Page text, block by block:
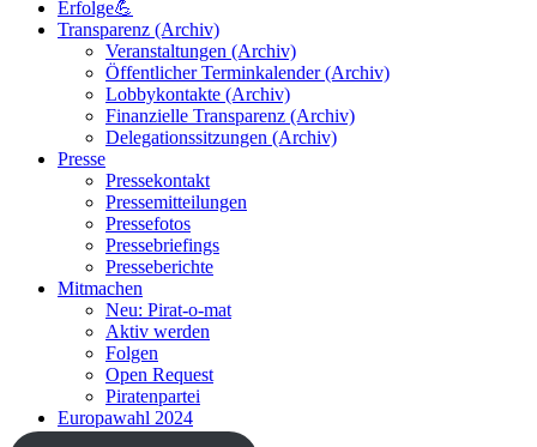
Erfolge💪
Transparenz (Archiv)
Veranstaltungen (Archiv)
Öffentlicher Terminkalender (Archiv)
Lobbykontakte (Archiv)
Finanzielle Transparenz (Archiv)
Delegationssitzungen (Archiv)
Presse
Pressekontakt
Pressemitteilungen
Pressefotos
Pressebriefings
Presseberichte
Mitmachen
Neu: Pirat-o-mat
Aktiv werden
Folgen
Open Request
Piratenpartei
Europawahl 2024